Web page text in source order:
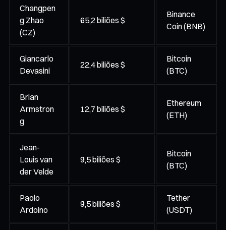
Changpen
g Zhao
(CZ)
65,2 biliões $
Binance
Coin (BNB)
Giancarlo
Devasini
22,4 biliões $
Bitcoin
(BTC)
Brian
Armstron
g
12,7 biliões $
Ethereum
(ETH)
Jean-
Louis van
der Velde
9,5 biliões $
Bitcoin
(BTC)
Paolo
Ardoino
9,5 biliões $
Tether
(USDT)